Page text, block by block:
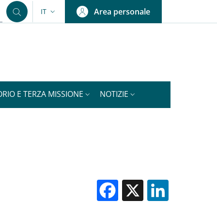
SELETTORE LINGUA: CURRENT LANGUAGE
IT Area personale
E TERZA MISSIONE NOTIZIE
Facebook
X